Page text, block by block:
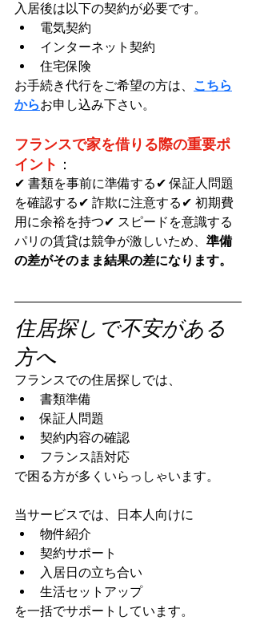
入居後は以下の契約が必要です。
電気契約
インターネット契約
住宅保険
お手続き代行をご希望の方は、
こちら
からお申し込み下さい。
フランスで家を借りる際の重要ポ
イント ：
✔ 書類を事前に準備する✔ 保証人問題
を確認する✔ 詐欺に注意する✔ 初期費
用に余裕を持つ✔ スピードを意識する
パリの賃貸は競争が激しいため、 準備
の差がそのまま結果の差になります。
住居探しで不安がある
方へ
フランスでの住居探しでは、
書類準備
保証人問題
契約内容の確認
フランス語対応
で困る方が多くいらっしゃいます。
当サービスでは、日本人向けに
物件紹介
契約サポート
入居日の立ち合い
生活セットアップ
を一括でサポートしています。